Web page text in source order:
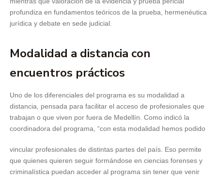
profundiza en fundamentos teóricos de la prueba, hermenéutica
jurídica y debate en sede judicial.
Modalidad a distancia con
encuentros prácticos
Uno de los diferenciales del programa es su modalidad a
distancia, pensada para facilitar el acceso de profesionales que
trabajan o que viven por fuera de Medellín. Como indicó la
coordinadora del programa, “con esta modalidad hemos podido
vincular profesionales de distintas partes del país. Eso permite
que quienes quieren seguir formándose en ciencias forenses y
criminalística puedan acceder al programa sin tener que venir